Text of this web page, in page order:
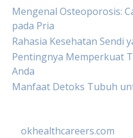
Mengenal Osteoporosis:
pada Pria
Rahasia Kesehatan Sendi
Pentingnya Memperkuat
Anda
Manfaat Detoks Tubuh
okhealthcareers.com